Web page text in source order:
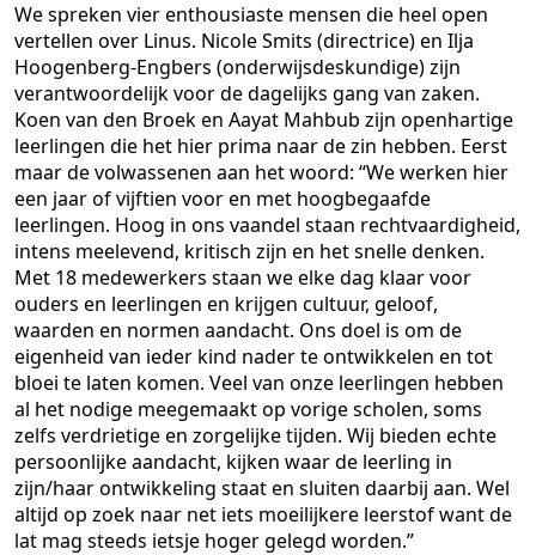
We spreken vier enthousiaste mensen die heel open
vertellen over Linus. Nicole Smits (directrice) en Ilja
Hoogenberg-Engbers (onderwijsdeskundige) zijn
verantwoordelijk voor de dagelijks gang van zaken.
Koen van den Broek en Aayat Mahbub zijn openhartige
leerlingen die het hier prima naar de zin hebben. Eerst
maar de volwassenen aan het woord: “We werken hier
een jaar of vijftien voor en met hoogbegaafde
leerlingen. Hoog in ons vaandel staan rechtvaardigheid,
intens meelevend, kritisch zijn en het snelle denken.
Met 18 medewerkers staan we elke dag klaar voor
ouders en leerlingen en krijgen cultuur, geloof,
waarden en normen aandacht. Ons doel is om de
eigenheid van ieder kind nader te ontwikkelen en tot
bloei te laten komen. Veel van onze leerlingen hebben
al het nodige meegemaakt op vorige scholen, soms
zelfs verdrietige en zorgelijke tijden. Wij bieden echte
persoonlijke aandacht, kijken waar de leerling in
zijn/haar ontwikkeling staat en sluiten daarbij aan. Wel
altijd op zoek naar net iets moeilijkere leerstof want de
lat mag steeds ietsje hoger gelegd worden.”